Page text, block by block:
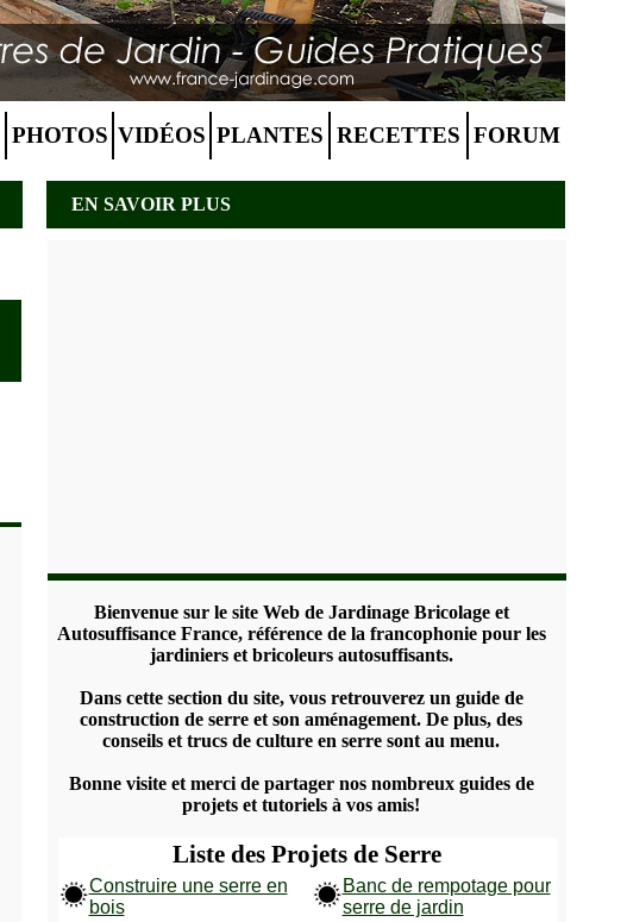
PHOTOS VIDÉOS PLANTES RECETTES FORUM
EN SAVOIR PLUS
Bienvenue sur le site Web de Jardinage Bricolage et
Autosuffisance France, référence de la francophonie pour les
jardiniers et bricoleurs autosuffisants.
Dans cette section du site, vous retrouverez un guide de
construction de serre et son aménagement. De plus, des
conseils et trucs de culture en serre sont au menu.
Bonne visite et merci de partager nos nombreux guides de
projets et tutoriels à vos amis!
Liste des Projets de Serre
Construire une serre en
bois
Banc de rempotage pour
serre de jardin